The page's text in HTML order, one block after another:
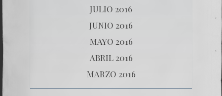
JULIO 2016
JUNIO 2016
MAYO 2016
ABRIL 2016
MARZO 2016